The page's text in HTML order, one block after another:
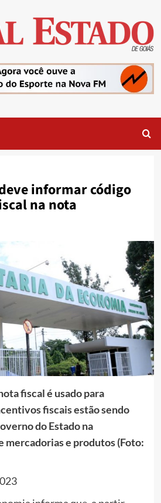
informar código
na nota
fiscal é usado para
fiscais estão sendo
do Estado na
mercadorias e produtos (Foto: